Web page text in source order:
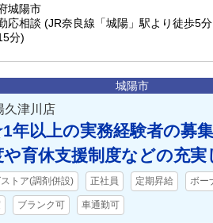
城陽市
応相談 (JR奈良線「城陽」駅より徒歩5
分)
城陽市
久津川店
年以上の実務経験者の募
や育休支援制度などの充
ストア(調剤併設) 正社員 定期昇給 ボー
ブランク可 車通勤可